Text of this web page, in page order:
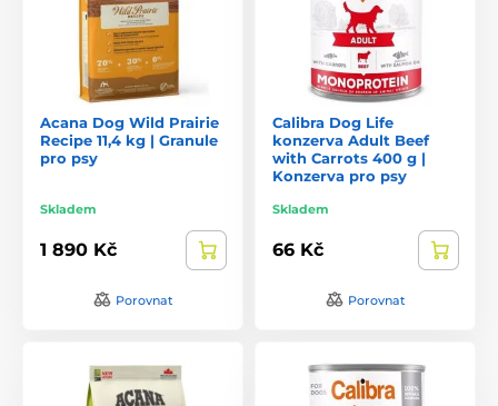
Acana Dog Wild Prairie
Recipe 11,4 kg | Granule
pro psy
Skladem
1 890 Kč
Porovnat
Calibra Dog Life
konzerva Adult Beef
with Carrots 400 g |
Konzerva pro psy
Skladem
66 Kč
Porovnat